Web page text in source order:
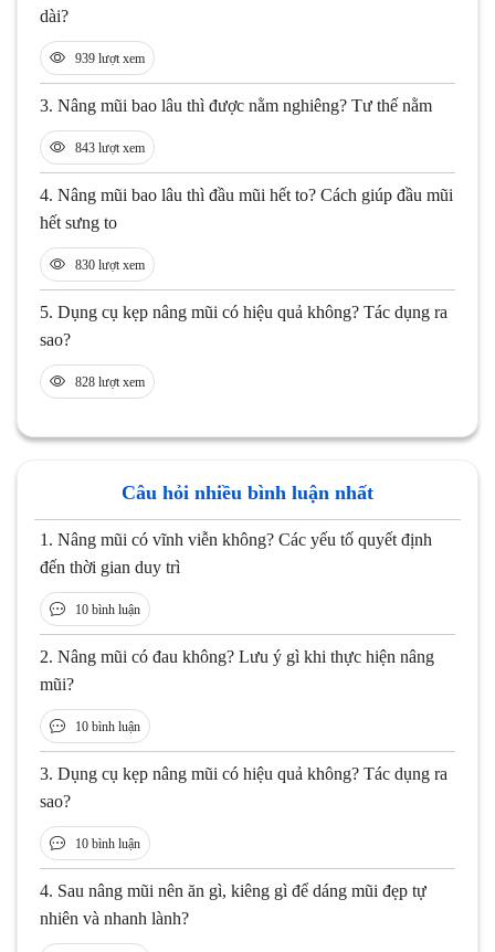
dài?
939 lượt xem
3. Nâng mũi bao lâu thì được nằm nghiêng? Tư thế nằm
843 lượt xem
4. Nâng mũi bao lâu thì đầu mũi hết to? Cách giúp đầu mũi
hết sưng to
830 lượt xem
5. Dụng cụ kẹp nâng mũi có hiệu quả không? Tác dụng ra
sao?
828 lượt xem
Câu hỏi nhiều bình luận nhất
1. Nâng mũi có vĩnh viễn không? Các yếu tố quyết định
đến thời gian duy trì
10 bình luận
2. Nâng mũi có đau không? Lưu ý gì khi thực hiện nâng
mũi?
10 bình luận
3. Dụng cụ kẹp nâng mũi có hiệu quả không? Tác dụng ra
sao?
10 bình luận
4. Sau nâng mũi nên ăn gì, kiêng gì để dáng mũi đẹp tự
nhiên và nhanh lành?